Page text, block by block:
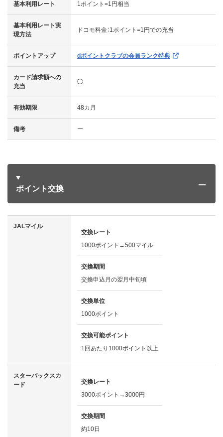
基本利用レート 1ポイント=1円相当
基本利用レート実
現方法
ドコモ料金：1ポイント=1円での充当
ポイントアップ dポイントクラブの会員ランク特典
カード請求額への
充当
◯
有効期限 48カ月
備考 ー
ポイント交換
JALマイル
交換レート
1000ポイント→500マイル
交換期間
交換申込月の翌月中旬頃
交換単位
1000ポイント
交換可能ポイント
1回あたり1000ポイント以上
スターバックスカ
ード
交換レート
3000ポイント→3000円
交換期間
約10日